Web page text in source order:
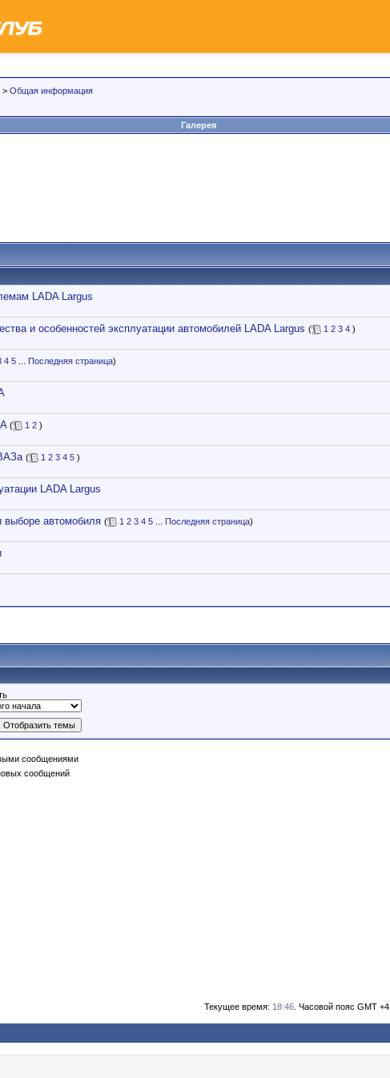
> Общая информация
Галерея
LADA Largus
и особенностей эксплуатации автомобилей LADA Largus ( 1 2 3 4 )
4 5 Последняя страница)
( 1 2 )
( 1 2 3 4 5 )
LADA Largus
выборе автомобиля ( 1 2 3 4 5 Последняя страница)
сообщениями
сообщений
Текущее время: 18:46 . Часовой пояс GMT +4.